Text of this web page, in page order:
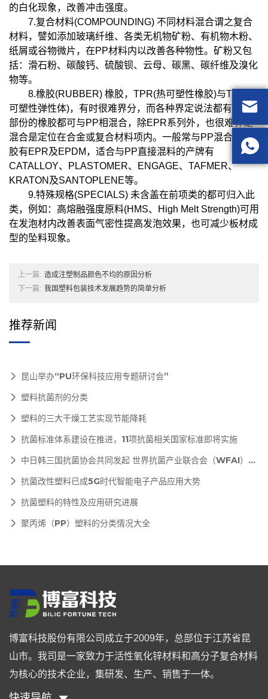
的白化现象，改善冲击强度。
7.复合材料(COMPOUNDING) 不同材料混合谓之复合
材料，譬如添加玻璃纤维、各类无机物矿粉、有机物木粉、
纸屑或谷物微片，在PP材料内以改善各种物性。矿粉又包
括：滑石粉、碳酸钙、硫酸钡、云母、碳黑、碳纤维及溴化
物等。
8.橡胶(RUBBER) 橡胶，TPR(热可塑性橡胶)与TPE(热
可塑性弹性体)，有时很难界分，而各种界定说法都有，大
部份的橡胶都可与PP相混合，除EPR系列外，也很难界定
混合是定位在合金或复合材料项内。一般常与PP混合的橡
胶有EPR及EPDM，适合与PP直接混料的产牌有
CATALLOY、PLASTOMER、ENGAGE、TAFMER、
KRATON及SANTOPLENE等。
9.特殊规格(SPECIALS) 未含盖在前项类的都可归入此
类，例如：高熔融强度原料(HMS、High Melt Strength)可用
在发泡材内改善表面气密性提高发泡效果，也可减少板材成
型的坠料现象。
上一篇: 造成注塑制品颜色不均的原因分析
下一篇: 我国塑料包装技术发展趋势的简单分析
推荐新闻
昆山举办“PU环保科技应用专题研讨会”
塑料抗菌剂的分类
塑料的三大干燥工艺实现节能降耗
抗菌标准体系建设在推进，11项抗菌相关国家标准即将实施
中日韩三国抗菌协会共同发起 世界抗菌产业联合会（WFAI）正式成立
抗菌改性塑料已成5G时代智能电子产品应用大势
抗菌塑料的特性及应用研究进展
聚丙烯（PP）塑料的分类情况大全
博富科技股份有限公司成立于2009年，总部位于江苏省昆
山市。我司是一家致力于活性氧化锌材料和高分子复合材料
为核心的技术企业，集研发、生产、销售于一体。

